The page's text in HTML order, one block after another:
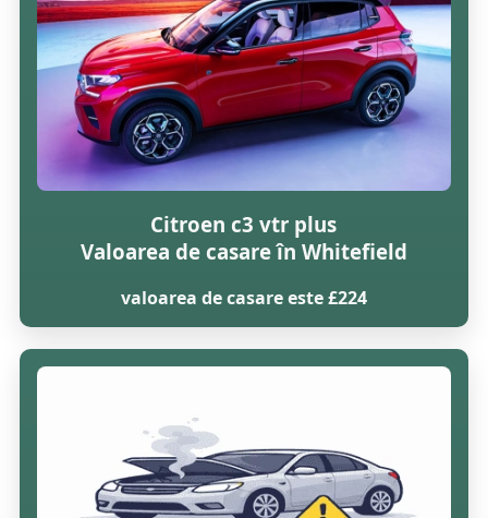
Citroen c3 vtr plus
Valoarea de casare în Whitefield
valoarea de casare este £224